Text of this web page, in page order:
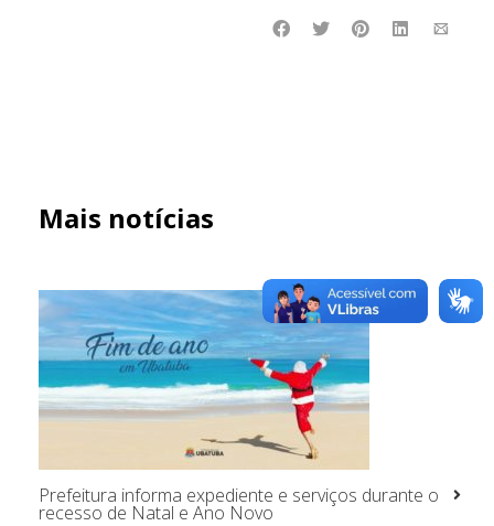
Mais notícias
Prefeitura informa expediente e serviços durante o
recesso de Natal e Ano Novo